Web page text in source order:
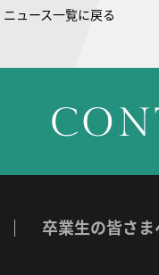
ニュース一覧に戻る
卒業生の皆さま